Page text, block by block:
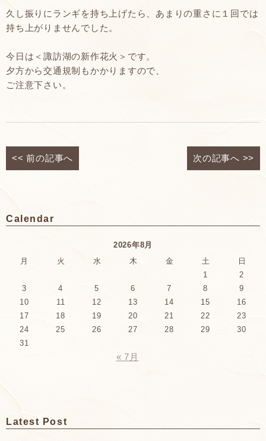
久し振りにランギを持ち上げたら、あまりの重さに１回では
持ち上がりませんでした。
今日は＜諏訪湖の新作花火＞です。
夕方から交通規制もかかりますので、
ご注意下さい。
<<前の記事へ 次の記事へ >>
Calendar
2026年8月
月
火 水 木 金 土
日
1
2
3
4 5 6 7 8
9
10
11 12 13 14 15
16
17
18 19 20 21 22
23
24
25 26 27 28 29
30
31
« 7月
Latest Post